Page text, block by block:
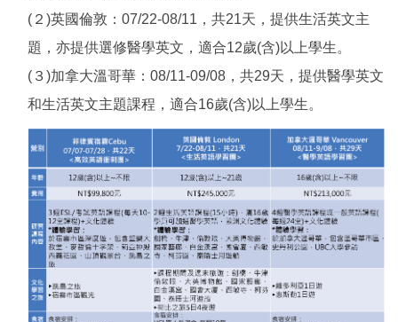
(２)英國倫敦：07/22-08/11，共21天，提供生活英文主
題，亦提供選修醫學英文，適合12歲(含)以上學生。
(３)加拿大溫哥華：08/11-09/08，共29天，提供醫學英文
和生活英文主題課程，適合16歲(含)以上學生。